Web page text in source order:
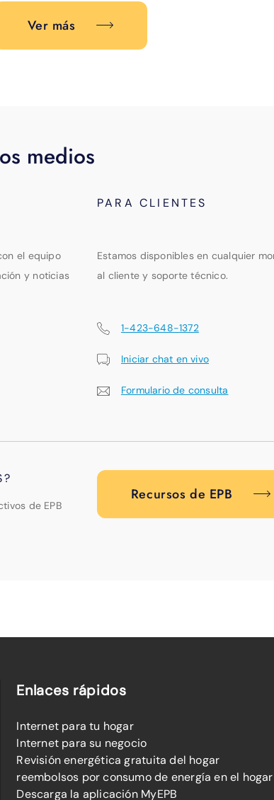
Ver más
medios
PARA CLIENTES
el equipo
y noticias
Estamos disponibles en cualquier
al cliente y soporte técnico.
1-423-648-1372
Iniciar chat en vivo
Formulario de consulta
de EPB
Recursos de EPB
Enlaces rápidos
Internet para tu hogar
Internet para su negocio
Revisión energética gratuita del hogar
reembolsos por consumo de energía en el hogar
Descarga la aplicación MyEPB